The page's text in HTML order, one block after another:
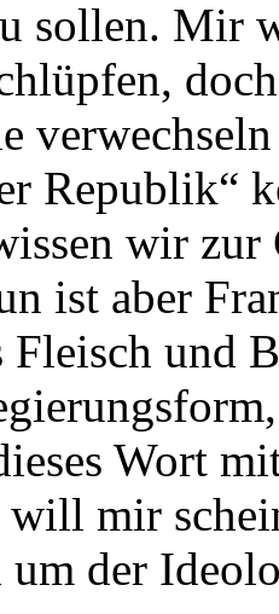
sollen. Mir
Republik“
wir
ist aber
Fleisch und
Wort
mir
um der